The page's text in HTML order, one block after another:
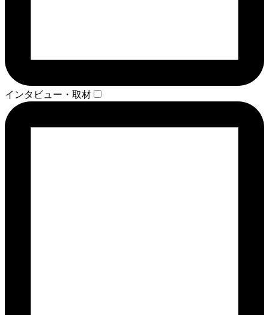
インタビュー・取材